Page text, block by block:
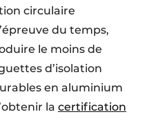
circulaire
du temps,
le moins de
d’isolation
en aluminium
la certification